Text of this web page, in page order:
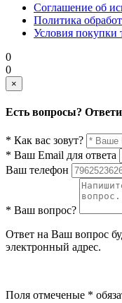
Соглашение об
Политика
Условия покупки
0
0
×
Есть вопросы?
* Как вас зовут?
* Ваш Email для ответа
Ваш телефон
* Ваш вопрос?
Ответ на Ваш вопрос
электронный адрес.
Поля отмеченые *